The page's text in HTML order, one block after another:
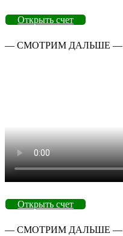
Открыть счет
— СМОТРИМ ДАЛЬШЕ —
Открыть счет
— СМОТРИМ ДАЛЬШЕ —